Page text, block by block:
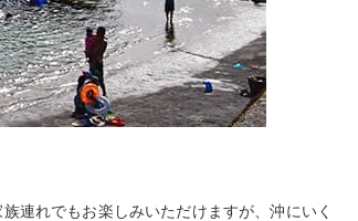
連れでもお楽しみいただけますが、沖にいく